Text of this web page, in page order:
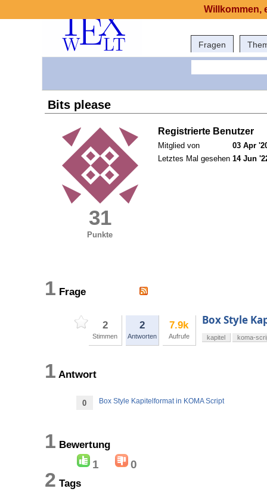
Fragen
Bits please
31
Punkte
Registrierte Benutzer
Mitglied von
03 Apr
Letztes Mal gesehen 14 Jun
1 Frage
2
Stimmen
2
Antworten
7.9k
Aufrufe
Box Style
kapitel koma-
1 Antwort
0 Box Style Kapitelformat in KOMA Script
1 Bewertung
1 0
2 Tags
Willkommen,